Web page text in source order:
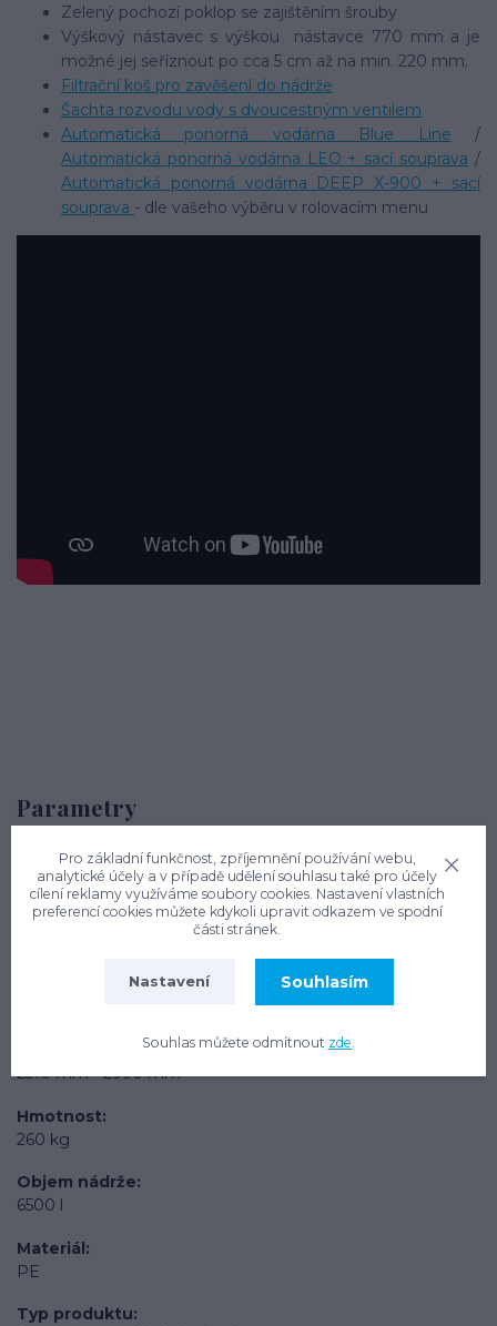
Zelený pochozí poklop se zajištěním šrouby
Výškový nástavec s výškou nástavce 770 mm a je
možné jej seříznout po cca 5 cm až na min. 220 mm.
Filtrační koš pro zavěšení do nádrže
Šachta rozvodu vody s dvoucestným ventilem
Automatická ponorná vodárna Blue Line /
Automatická ponorná vodárna LEO + sací souprava /
Automatická ponorná vodárna DEEP X-900 + sací
souprava - dle vašeho výběru v rolovacím menu
Parametry
Výrobce
OTTO GRAF
Délka
2510 mm - 2990 mm
Hmotnost
260 kg
Objem nádrže
6500 l
Materiál
PE
Typ produktu
Pro základní funkčnost, zpříjemnění používání webu,
analytické účely a v případě udělení souhlasu také pro účely
cílení reklamy využíváme soubory cookies. Nastavení vlastních
preferencí cookies můžete kdykoli upravit odkazem ve spodní
části stránek.
Nastavení Souhlasím
Souhlas můžete odmítnout zde.